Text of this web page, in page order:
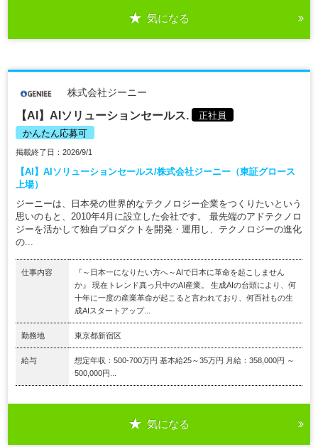
気になる
株式会社ジーニー
【AI】AIソリューションセールス.
正社員
かんたん応募可
掲載終了日：2026/9/1
【AI】AIソリューションセールス/株式会社ジーニー（東証グロース
上場）
ジーニーは、日本発の世界的なテクノロジー企業をつくりたいという
思いのもと、2010年4月に設立した会社です。 最先端のアドテクノロ
ジーを活かして独自プロダクトを開発・運用し、テクノロジーの進化
の...
仕事内容
『～日本一になりたい方へ～AIで日本に革命を起こしません
か』 現在トレンド真っ只中のAI産業。 生成AIの台頭により、何
十年に一度の産業革命が起こると言われており、何百社もの生
成AIスタートアップ...
勤務地 東京都新宿区
給与
想定年収：500-700万円 基本給25～35万円 月給：358,000円 ～
500,000円...
気になる